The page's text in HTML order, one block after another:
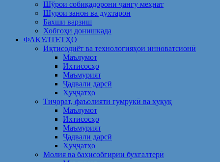
Шўрои собиқадорони ҷангу меҳнат
Шӯрои занон ва духтарон
Бахши варзиш
Хобгоҳи донишкада
ФАКУЛТЕТҲО
Иқтисодиёт ва технологияҳои инноватсионӣ
Маълумот
Ихтисосҳо
Маъмурият
Ҷадвали дарсӣ
Ҳуҷҷатҳо
Тиҷорат, фаъолияти гумрукӣ ва ҳуқуқ
Маълумот
Ихтисосҳо
Маъмурият
Ҷадвали дарсӣ
Ҳуҷҷатҳо
Молия ва баҳисобгирии бухгалтерӣ